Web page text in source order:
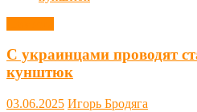
С украинцами проводят
кунштюк
03.06.2025 Игорь Бродяга